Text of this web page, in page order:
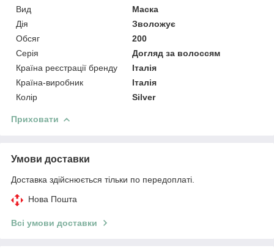
Вид
Маска
Дія
Зволожує
Обсяг
200
Серія
Догляд за волоссям
Країна реєстрації бренду
Італія
Країна-виробник
Італія
Колір
Silver
Приховати
Умови доставки
Доставка здійснюється тільки по передоплаті.
Нова Пошта
Всі умови доставки